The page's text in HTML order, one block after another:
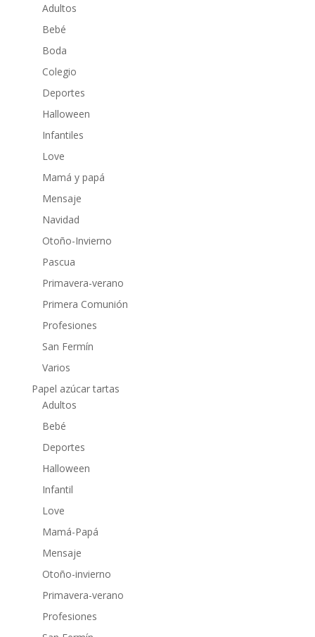
Adultos
Bebé
Boda
Colegio
Deportes
Halloween
Infantiles
Love
Mamá y papá
Mensaje
Navidad
Otoño-Invierno
Pascua
Primavera-verano
Primera Comunión
Profesiones
San Fermín
Varios
Papel azúcar tartas
Adultos
Bebé
Deportes
Halloween
Infantil
Love
Mamá-Papá
Mensaje
Otoño-invierno
Primavera-verano
Profesiones